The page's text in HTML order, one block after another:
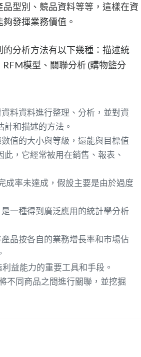
型別、競品資料等等，這樣在資
發揮業務價值。
分析方法有以下幾種：描述統
模型、關聯分析 (購物籃分
料資料進行整理、分析，並對資
和描述的方法。
值的大小與等級，還能與目標值
，它經常被用在銷售、報表、
成率未達成，假設主要是由於過度
一種得到廣泛應用的統計學分析
品按各自的業務增長率和市場佔
益能力的重要工具和手段。
不同商品之間進行關聯，並挖掘